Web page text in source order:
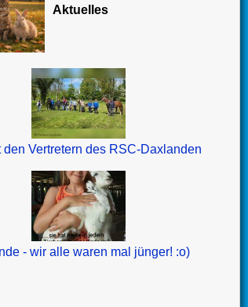
Aktuelles
den Vertretern des RSC-Daxlanden
- wir alle waren mal jünger! :o)